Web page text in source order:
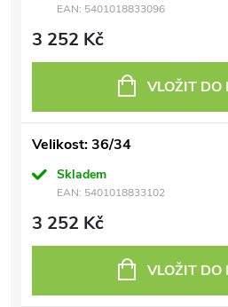
EAN: 5401018833096
3 252 Kč
VLOŽIT DO
Velikost: 36/34
Skladem
EAN: 5401018833102
3 252 Kč
VLOŽIT DO